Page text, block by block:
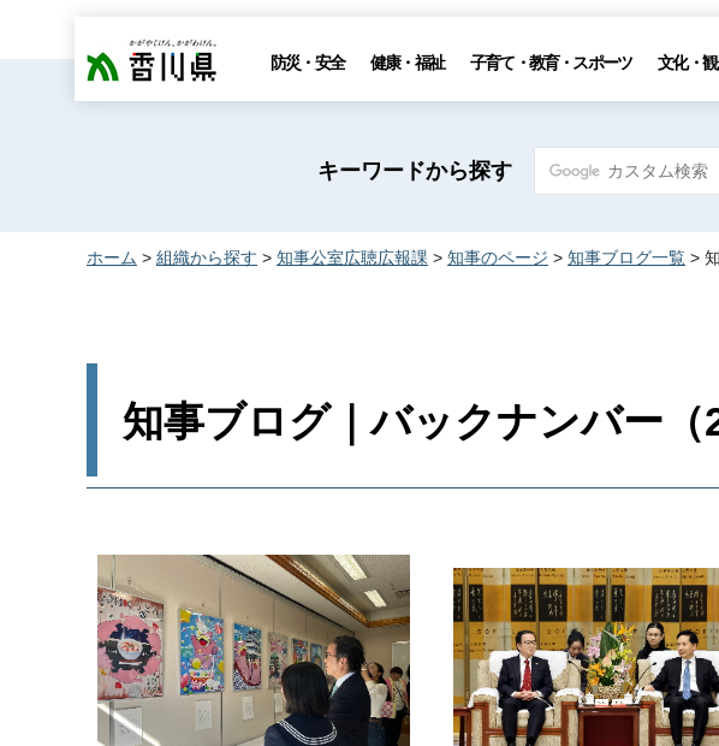
香川県 防災・安全 健康・福祉 子育て・教育・スポーツ 文化・
キーワードから探す
ホーム > 組織から探す > 知事公室広聴広報課 > 知事のページ > 知事ブログ一覧 >
知事ブログ｜バックナンバー（